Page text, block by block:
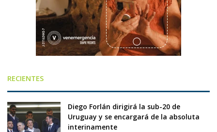
RECIENTES
Diego Forlán dirigirá la sub-20 de
Uruguay y se encargará de la absoluta
interinamente